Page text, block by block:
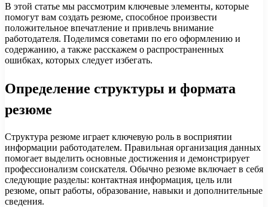
В этой статье мы рассмотрим ключевые элементы, которые
помогут вам создать резюме, способное произвести
положительное впечатление и привлечь внимание
работодателя. Поделимся советами по его оформлению и
содержанию, а также расскажем о распространенных
ошибках, которых следует избегать.
Определение структуры и формата
резюме
Структура резюме играет ключевую роль в восприятии
информации работодателем. Правильная организация данных
помогает выделить основные достижения и демонстрирует
профессионализм соискателя. Обычно резюме включает в себя
следующие разделы: контактная информация, цель или
резюме, опыт работы, образование, навыки и дополнительные
сведения.